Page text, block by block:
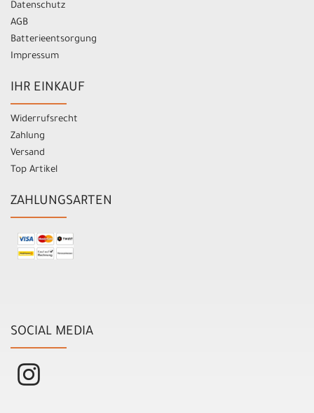
Datenschutz
AGB
Batterieentsorgung
Impressum
IHR EINKAUF
Widerrufsrecht
Zahlung
Versand
Top Artikel
ZAHLUNGSARTEN
SOCIAL MEDIA